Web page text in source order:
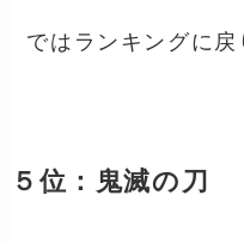
ではランキングに戻
５位：鬼滅の刀